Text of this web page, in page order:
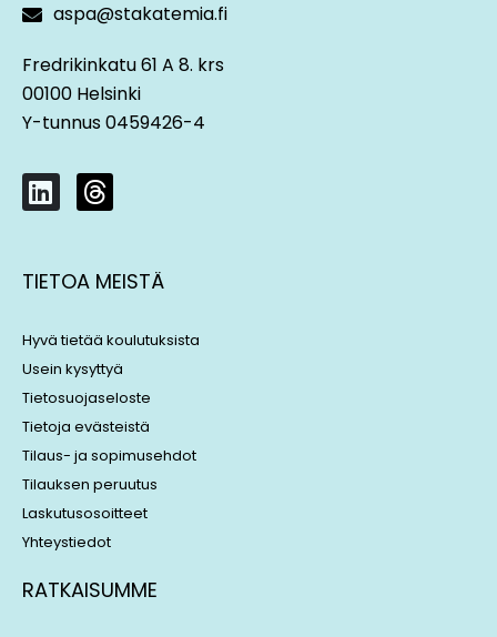
aspa@stakatemia.fi
Fredrikinkatu 61 A 8. krs
00100 Helsinki
Y-tunnus 0459426-4
L
i
k
e
i
n
T
h
e
a
s
TIETOA MEISTÄ
Hyvä tietää koulutuksista
Usein kysyttyä
Tietosuojaseloste
Tietoja evästeistä
Tilaus- ja sopimusehdot
Tilauksen peruutus
Laskutusosoitteet
Yhteystiedot
RATKAISUMME